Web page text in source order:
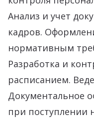
Анализ и учет
кадров.
нормативным
Разработка и
расписанием.
Документальное
при поступлении